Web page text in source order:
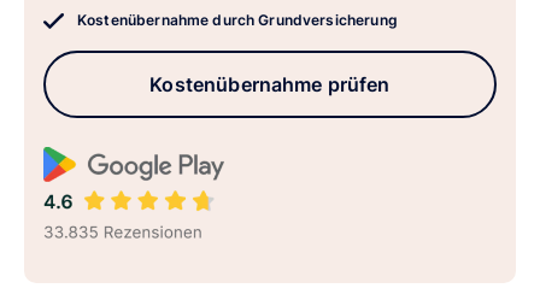
Kostenübernahme durch Grundversicherung
Kostenübernahme prüfen